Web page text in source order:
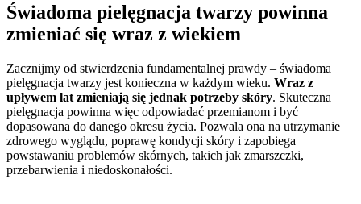
Świadoma pielęgnacja twarzy powinna
zmieniać się wraz z wiekiem
Zacznijmy od stwierdzenia fundamentalnej prawdy – świadoma
pielęgnacja twarzy jest konieczna w każdym wieku. Wraz z
upływem lat zmieniają się jednak potrzeby skóry. Skuteczna
pielęgnacja powinna więc odpowiadać przemianom i być
dopasowana do danego okresu życia. Pozwala ona na utrzymanie
zdrowego wyglądu, poprawę kondycji skóry i zapobiega
powstawaniu problemów skórnych, takich jak zmarszczki,
przebarwienia i niedoskonałości.